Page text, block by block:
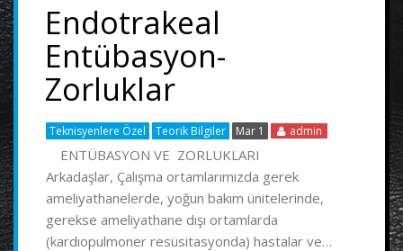
Endotrakeal
Entübasyon-
Zorluklar
Teknisyenlere Özel Teorik Bilgiler Mar 1 admin
ENTÜBASYON VE ZORLUKLARI
Arkadaşlar, Çalışma ortamlarımızda gerek
ameliyathanelerde, yoğun bakım ünitelerinde,
gerekse ameliyathane dışı ortamlarda
(kardıopulmoner resüsitasyonda) hastalar ve…